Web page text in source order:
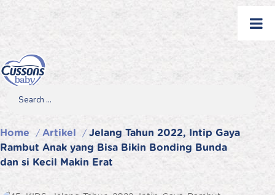
Search
Home / Artikel / Jelang Tahun 2022, Intip Gaya
Rambut Anak yang Bisa Bikin Bonding Bunda
dan si Kecil Makin Erat